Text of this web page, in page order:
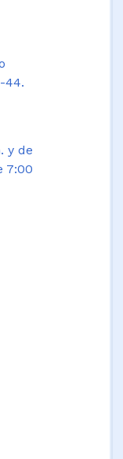
44.
y de
7:00